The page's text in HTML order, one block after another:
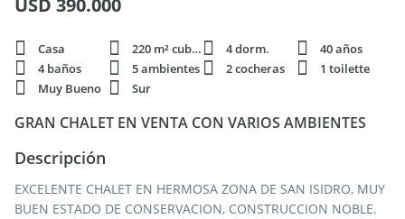
USD 390.000
Casa 220 m² cubie. 4 dorm.
40 años
4 baños
5 ambientes 2 cocheras
1 toilette
Muy Bueno
Sur
GRAN CHALET EN VENTA CON VARIOS AMBIENTES
Descripción
EXCELENTE CHALET EN HERMOSA ZONA DE SAN ISIDRO, MUY
BUEN ESTADO DE CONSERVACION, CONSTRUCCION NOBLE.